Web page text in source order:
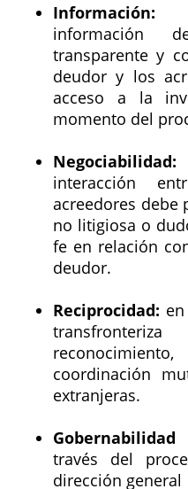
Información:
información
transparente y
deudor y los
acceso a la
momento del
Negociabilidad:
interacción
acreedores debe
no litigiosa o
fe en relación
deudor.
Reciprocidad:
coordinación
extranjeras.
Gobernabilidad
través del
dirección